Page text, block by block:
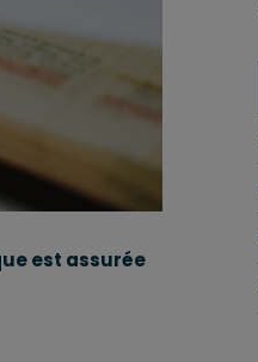
est assurée